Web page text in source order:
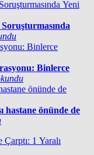
Binlerce
hastane önünde de